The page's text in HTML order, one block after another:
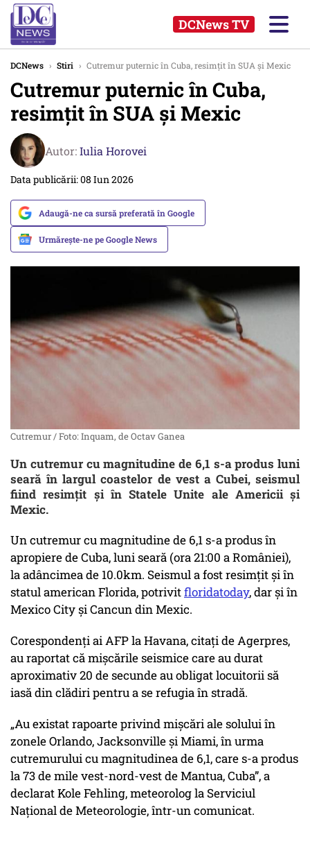
DCNews TV
DCNews › Stiri › Cutremur puternic în Cuba, resimțit în SUA și Mexic
Cutremur puternic în Cuba,
resimțit în SUA și Mexic
Autor:Iulia Horovei
Data publicării: 08 Iun 2026
Adaugă-ne ca sursă preferată în Google
Urmărește-ne pe Google News
Cutremur / Foto: Inquam, de Octav Ganea
Un cutremur cu magnitudine de 6,1 s-a produs luni
seară în largul coastelor de vest a Cubei, seismul
fiind resimțit și în Statele Unite ale Americii și
Mexic.
Un cutremur cu magnitudine de 6,1 s-a produs în
apropiere de Cuba, luni seară (ora 21:00 a României),
la adâncimea de 10.0km. Seismul a fost resimțit și în
statul american Florida, potrivitfloridatoday, dar și în
Mexico City și Cancun din Mexic.
Corespondenţi ai AFP la Havana, citați de Agerpres,
au raportat că mişcările seismice care au durat
aproximativ 20 de secunde au obligat locuitorii să
iasă din clădiri pentru a se refugia în stradă.
„Au existat rapoarte privind mișcări ale solului în
zonele Orlando, Jacksonville și Miami, în urma
cutremurului cu magnitudinea de 6,1, care s-a produs
la 73 de mile vest-nord-vest de Mantua, Cuba”, a
declarat Kole Fehling, meteorolog la Serviciul
Național de Meteorologie, într-un comunicat.